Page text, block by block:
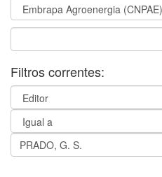
Filtros correntes: